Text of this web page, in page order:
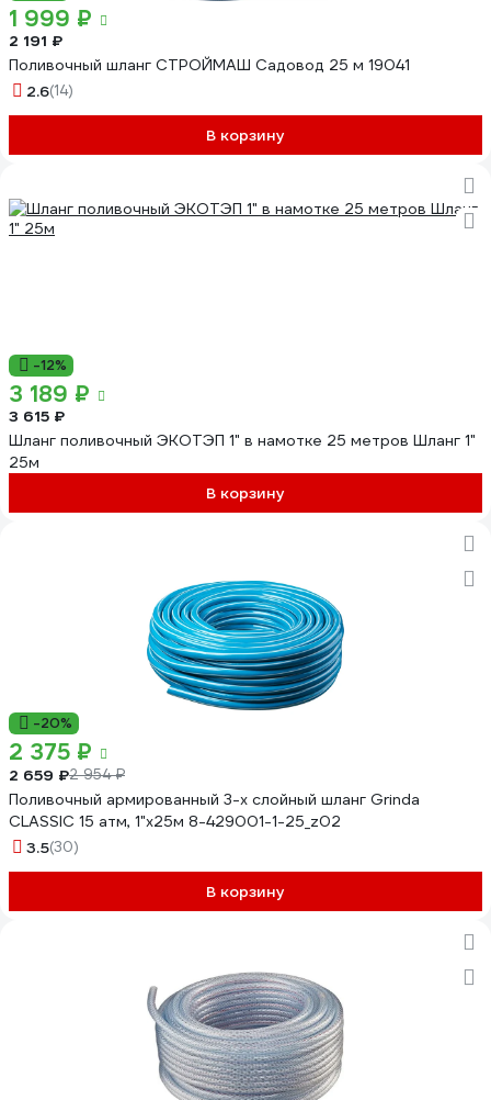
1 999 ₽
2 191 ₽
Поливочный шланг СТРОЙМАШ Садовод 25 м 19041
2.6(14)
В корзину
-12%
3 189 ₽
3 615 ₽
Шланг поливочный ЭКОТЭП 1" в намотке 25 метров Шланг 1"
25м
В корзину
-20%
2 375 ₽
2 659 ₽2 954 ₽
Поливочный армированный 3-х слойный шланг Grinda
CLASSIC 15 атм, 1"х25м 8-429001-1-25_z02
3.5(30)
В корзину